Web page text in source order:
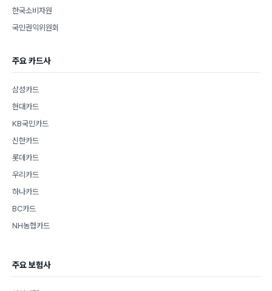
한국소비자원
국민권익위원회
주요 카드사
삼성카드
현대카드
KB국민카드
신한카드
롯데카드
우리카드
하나카드
BC카드
NH농협카드
주요 보험사